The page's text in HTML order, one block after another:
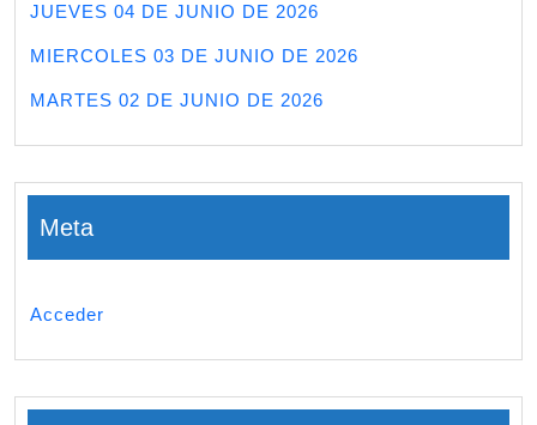
JUEVES 04 DE JUNIO DE 2026
MIERCOLES 03 DE JUNIO DE 2026
MARTES 02 DE JUNIO DE 2026
Meta
Acceder